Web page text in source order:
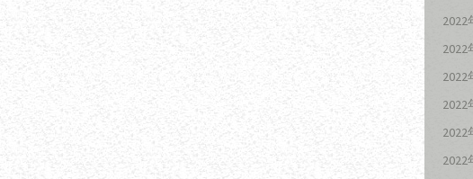
2022
2022
2022
2022
2022
2022